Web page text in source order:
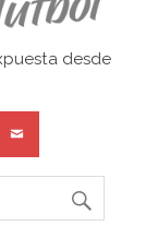
desde